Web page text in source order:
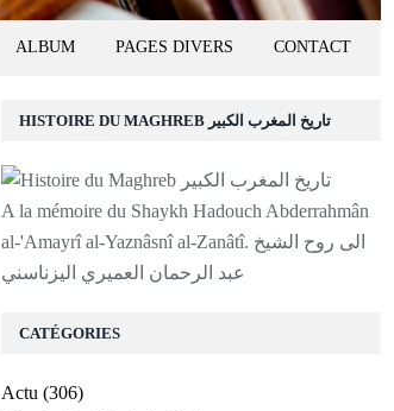
ALBUM PAGES DIVERS CONTACT
HISTOIRE DU MAGHREB تاريخ المغرب الكبير
A la mémoire du Shaykh Hadouch Abderrahmân
al-'Amayrî al-Yaznâsnî al-Zanâtî. الى روح الشيخ
عبد الرحمان العميري اليزناسني
CATÉGORIES
Actu (306)